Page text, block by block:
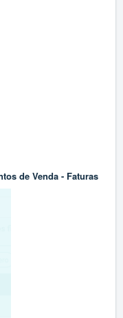
de Venda - Faturas